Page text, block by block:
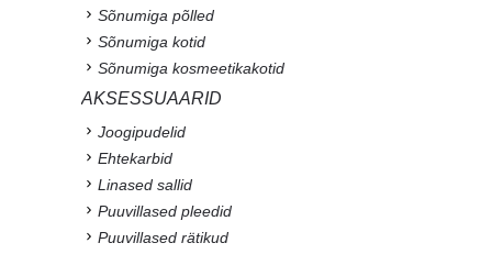
Sõnumiga põlled
Sõnumiga kotid
Sõnumiga kosmeetikakotid
AKSESSUAARID
Joogipudelid
Ehtekarbid
Linased sallid
Puuvillased pleedid
Puuvillased rätikud